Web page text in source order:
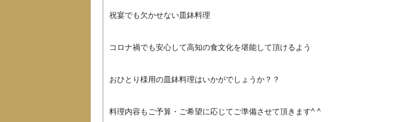
祝宴でも欠かせない皿鉢料理
コロナ禍でも安心して高知の食文化を堪能して頂けるよう
おひとり様用の皿鉢料理はいかがでしょうか？？
料理内容もご予算・ご希望に応じてご準備させて頂きます^ ^